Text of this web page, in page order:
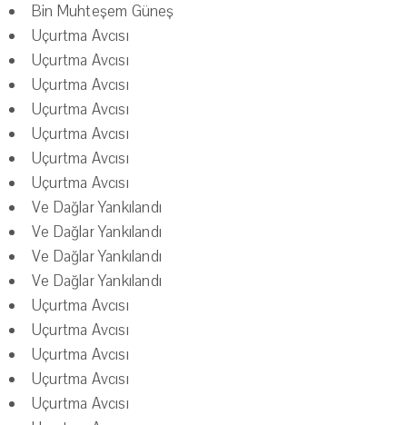
Bin Muhteşem Güneş
Uçurtma Avcısı
Uçurtma Avcısı
Uçurtma Avcısı
Uçurtma Avcısı
Uçurtma Avcısı
Uçurtma Avcısı
Uçurtma Avcısı
Ve Dağlar Yankılandı
Ve Dağlar Yankılandı
Ve Dağlar Yankılandı
Ve Dağlar Yankılandı
Uçurtma Avcısı
Uçurtma Avcısı
Uçurtma Avcısı
Uçurtma Avcısı
Uçurtma Avcısı